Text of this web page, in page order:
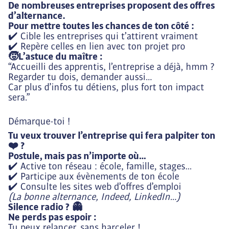
De nombreuses entreprises proposent des offres
d’alternance.
Pour mettre toutes les chances de ton côté :
✔️ Cible les entreprises qui t’attirent vraiment
✔️ Repère celles en lien avec ton projet pro
🧒L’astuce du maître :
“Accueilli des apprentis, l’entreprise a déjà, hmm ?
Regarder tu dois, demander aussi…
Car plus d’infos tu détiens, plus fort ton impact
sera.”
Démarque-toi !
Tu veux trouver l’entreprise qui fera palpiter ton
❤️ ?
Postule, mais pas n’importe où…
✔️ Active ton réseau : école, famille, stages…
✔️ Participe aux évènements de ton école
✔️ Consulte les sites web d’offres d’emploi
(La bonne alternance, Indeed, LinkedIn…)
Silence radio ? 👻
Ne perds pas espoir :